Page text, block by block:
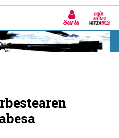
Sartu